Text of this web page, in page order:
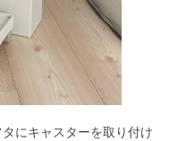
にキャスターを取り付け